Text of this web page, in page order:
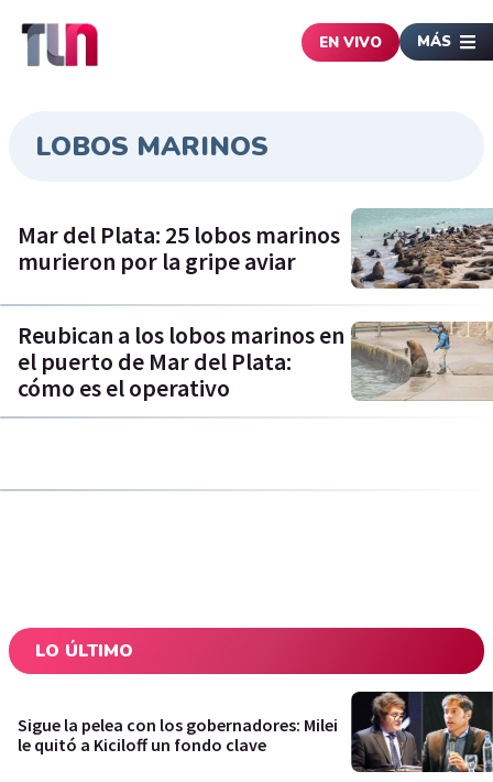
EN VIVO MÁS
LOBOS MARINOS
Mar del Plata: 25 lobos marinos
murieron por la gripe aviar
Reubican a los lobos marinos en
el puerto de Mar del Plata:
cómo es el operativo
LO ÚLTIMO
Sigue la pelea con los gobernadores: Milei
le quitó a Kiciloff un fondo clave